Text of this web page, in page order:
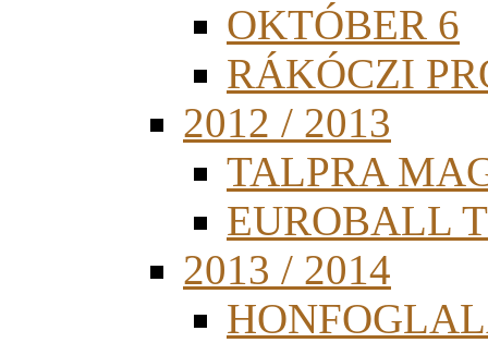
OKTÓBER 6
RÁKÓCZI
2012 / 2013
TALPRA
EUROBALL
2013 / 2014